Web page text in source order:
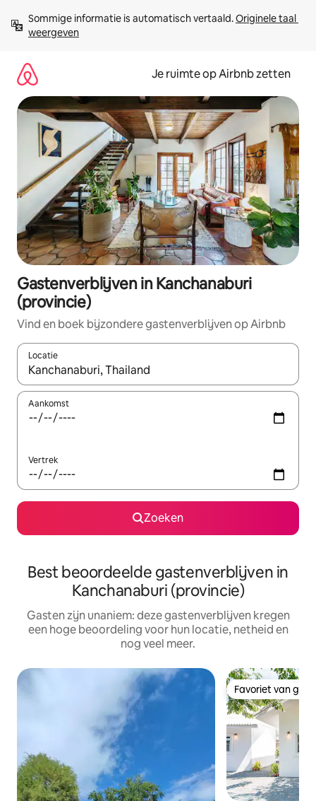
direct
naar
Sommige informatie is automatisch vertaald. Originele taal
weergeven
Je ruimte op Airbnb zetten
Gastenverblijven in Kanchanaburi
(provincie)
Vind en boek bijzondere gastenverblijven op Airbnb
Locatie
Wanneer er suggesties beschikbaar zijn, maak je een keuze
Aankomst
Vertrek
Zoeken
Best beoordeelde gastenverblijven in
Kanchanaburi (provincie)
Gasten zijn unaniem: deze gastenverblijven kregen
een hoge beoordeling voor hun locatie, netheid en
nog veel meer.
Favoriet van
Favoriet van